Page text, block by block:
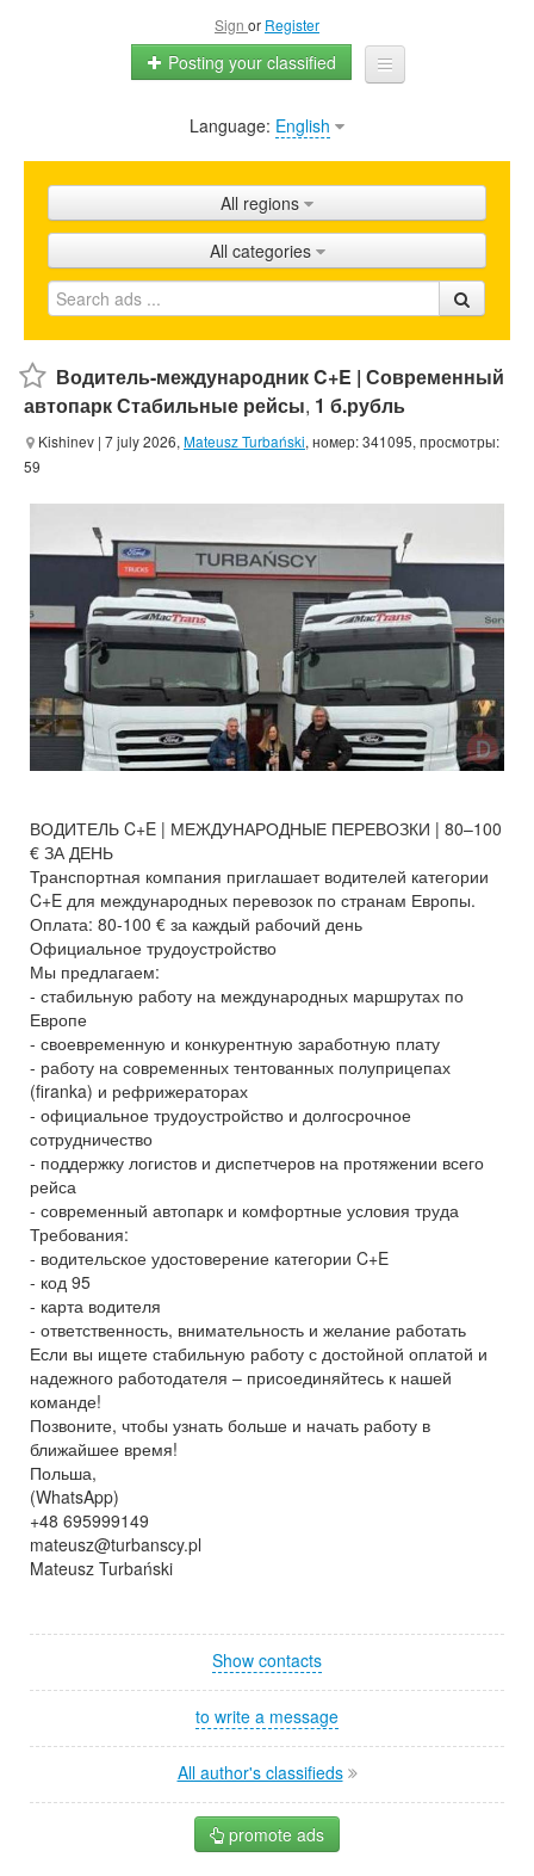
Sign or Register
Posting your classified
Home
Shops
Promotion
FAQ
Blog
Language: English
All regions
All categories
Водитель-международник C+E | Современный
автопарк Стабильные рейсы, 1 б.рубль
Kishinev | 7 july 2026, Mateusz Turbański, номер: 341095, просмотры:
59
ВОДИТЕЛЬ C+E | МЕЖДУНАРОДНЫЕ ПЕРЕВОЗКИ | 80–100
€ ЗА ДЕНЬ
Транспортная компания приглашает водителей категории
C+E для международных перевозок по странам Европы.
Оплата: 80-100 € за каждый рабочий день
Официальное трудоустройство
Мы предлагаем:
- стабильную работу на международных маршрутах по
Европе
- своевременную и конкурентную заработную плату
- работу на современных тентованных полуприцепах
(firanka) и рефрижераторах
- официальное трудоустройство и долгосрочное
сотрудничество
- поддержку логистов и диспетчеров на протяжении всего
рейса
- современный автопарк и комфортные условия труда
Требования:
- водительское удостоверение категории C+E
- код 95
- карта водителя
- ответственность, внимательность и желание работать
Если вы ищете стабильную работу с достойной оплатой и
надежного работодателя – присоединяйтесь к нашей
команде!
Позвоните, чтобы узнать больше и начать работу в
ближайшее время!
Польша,
(WhatsApp)
+48 695999149
mateusz@turbanscy.pl
Mateusz Turbański
Show contacts
to write a message
All author's classifieds
promote ads